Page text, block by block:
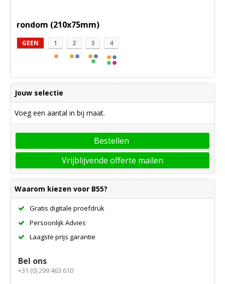
rondom (210x75mm)
GEEN 1 2 3 4
Jouw selectie
Voeg een aantal in bij maat.
Bestellen
Vrijblijvende offerte mailen
Waarom kiezen voor B55?
Gratis digitale proefdruk
Persoonlijk Advies
Laagste prijs garantie
Bel ons
+31 (0) 299 463 610